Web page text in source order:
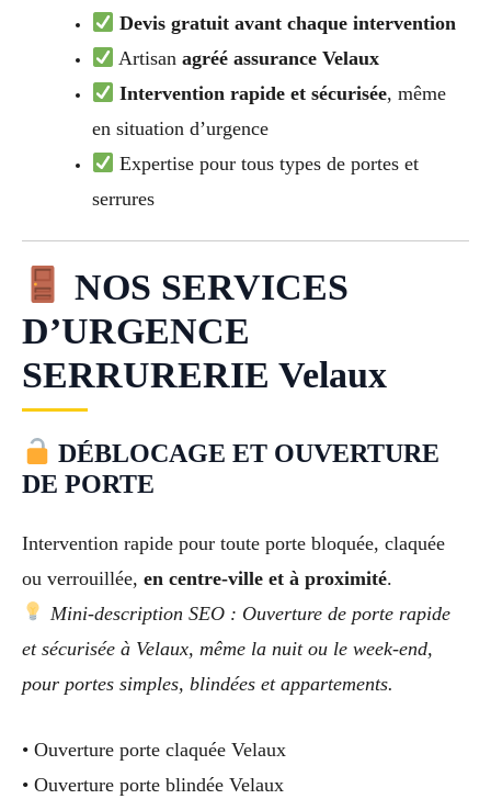
Devis gratuit avant chaque intervention
Artisanagréé assurance Velaux
Intervention rapide et sécurisée, même
en situation d’urgence
Expertise pour tous types de portes et
serrures
NOS SERVICES
D’URGENCE
SERRURERIE Velaux
DÉBLOCAGE ET OUVERTURE
DE PORTE
Intervention rapide pour toute porte bloquée, claquée
ou verrouillée, en centre-ville et à proximité.
Mini-description SEO : Ouverture de porte rapide
et sécurisée à Velaux, même la nuit ou le week-end,
pour portes simples, blindées et appartements.
• Ouverture porte claquée Velaux
• Ouverture porte blindée Velaux